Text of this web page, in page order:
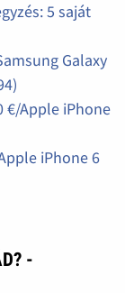
5 saját
Galaxy
€/Apple iPhone
iPhone 6
-